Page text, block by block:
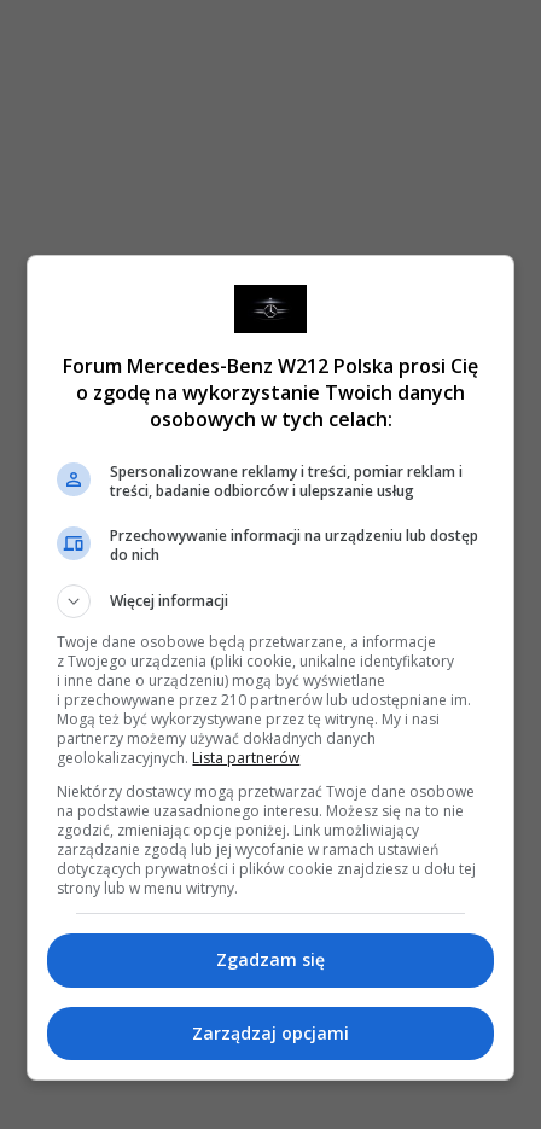
Forum Mercedes-Benz W212 Polska prosi Cię
o zgodę na wykorzystanie Twoich danych
osobowych w tych celach:
Spersonalizowane reklamy i treści, pomiar reklam i
treści, badanie odbiorców i ulepszanie usług
Przechowywanie informacji na urządzeniu lub dostęp
do nich
Więcej informacji
Twoje dane osobowe będą przetwarzane, a informacje
z Twojego urządzenia (pliki cookie, unikalne identyfikatory
i inne dane o urządzeniu) mogą być wyświetlane
i przechowywane przez 210 partnerów lub udostępniane im.
Mogą też być wykorzystywane przez tę witrynę. My i nasi
partnerzy możemy używać dokładnych danych
geolokalizacyjnych. Lista partnerów
Niektórzy dostawcy mogą przetwarzać Twoje dane osobowe
na podstawie uzasadnionego interesu. Możesz się na to nie
zgodzić, zmieniając opcje poniżej. Link umożliwiający
zarządzanie zgodą lub jej wycofanie w ramach ustawień
dotyczących prywatności i plików cookie znajdziesz u dołu tej
strony lub w menu witryny.
Zgadzam się
Zarządzaj opcjami